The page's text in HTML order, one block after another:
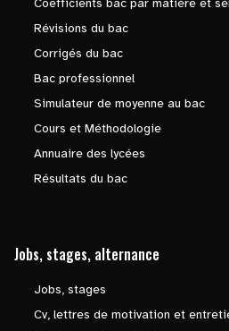
Coefficients bac par matière et
Révisions du bac
Corrigés du bac
Bac professionnel
Simulateur de moyenne au bac
Cours et Méthodologie
Annuaire des lycées
Résultats du bac
Jobs, stages, alternance
Jobs, stages
Cv, lettres de motivation et